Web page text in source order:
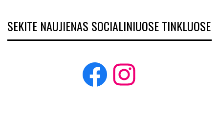
SEKITE NAUJIENAS SOCIALINIUOSE TINKLUOSE
Facebook
Instagram